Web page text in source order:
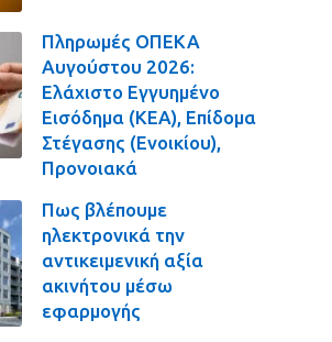
Πληρωμές ΟΠΕΚΑ
Αυγούστου 2026:
Ελάχιστο Εγγυημένο
Εισόδημα (ΚΕΑ), Επίδομα
Στέγασης (Ενοικίου),
Προνοιακά
Πως βλέπουμε
ηλεκτρονικά την
αντικειμενική αξία
ακινήτου μέσω
εφαρμογής